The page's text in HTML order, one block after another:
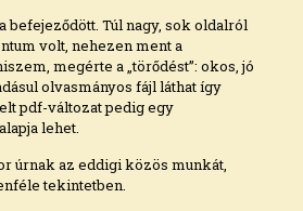
befejeződött. Túl nagy, sok oldalról
volt, nehezen ment a
megérte a „törődést”: okos, jó
olvasmányos fájl láthat így
pdf-változat pedig egy
lehet.
úrnak az eddigi közös munkát,
tekintetben.